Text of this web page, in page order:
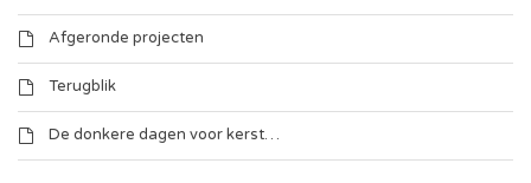
Afgeronde projecten
Terugblik
De donkere dagen voor kerst…